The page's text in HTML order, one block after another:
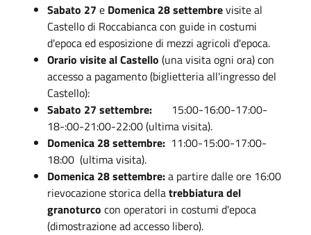
Sabato 27 e Domenica 28settembrevisite al
Castello di Roccabianca con guide in costumi
d'epoca ed esposizione di mezzi agricoli d'epoca.
Orario visite al Castello (una visita ogni ora) con
accesso a pagamento (biglietteria all'ingresso del
Castello):
Sabato 27 settembre:
15:00-16:00-17:00-
18-:00-21:00-22:00 (ultima visita).
Domenica 28 settembre: 11:00-15:00-17:00-
18:00 (ultima visita).
Domenica 28 settembre:a partire dalle ore 16:00
rievocazione storica dellatrebbiatura del
granoturco con operatori in costumi d'epoca
(dimostrazione ad accesso libero).